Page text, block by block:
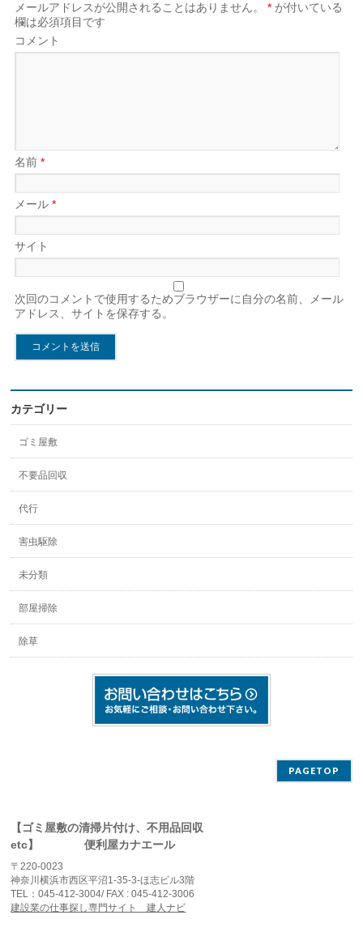
メールアドレスが公開されることはありません。 * が付いている
欄は必須項目です
コメント
名前*
メール*
サイト
次回のコメントで使用するためブラウザーに自分の名前、メール
アドレス、サイトを保存する。
カテゴリー
ゴミ屋敷
不要品回収
代行
害虫駆除
未分類
部屋掃除
除草
PAGETOP
【ゴミ屋敷の清掃片付け、不用品回収
etc】 便利屋カナエール
〒220-0023
神奈川横浜市西区平沼1-35-3-ほ志ビル3階
TEL：045-412-3004/ FAX : 045-412-3006
建設業の仕事探し専門サイト 建人ナビ